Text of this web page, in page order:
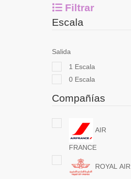
Filtrar
Escala
Salida
1 Escala
0 Escala
Compañías
AIR
FRANCE
ROYAL AIR